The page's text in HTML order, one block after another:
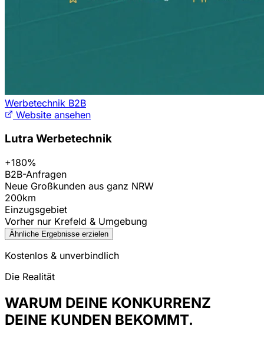
Werbetechnik B2B
Website ansehen
Lutra Werbetechnik
+180%
B2B-Anfragen
Neue Großkunden aus ganz NRW
200km
Einzugsgebiet
Vorher nur Krefeld & Umgebung
Ähnliche Ergebnisse erzielen
Kostenlos & unverbindlich
Die Realität
WARUM DEINE KONKURRENZ
DEINE KUNDEN BEKOMMT.